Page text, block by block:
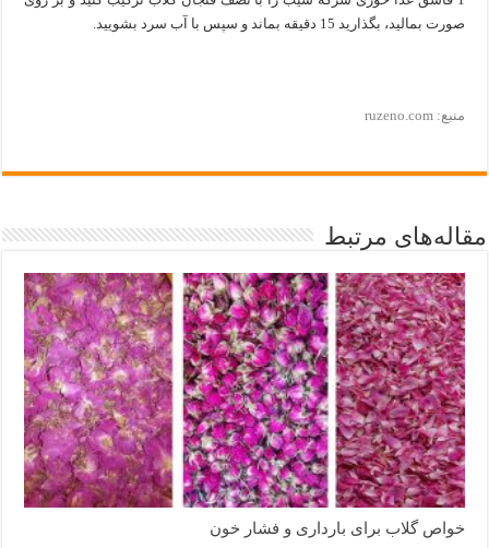
صورت بمالید، بگذارید 15 دقیقه بماند و سپس با آب سرد بشویید.
منبع: ruzeno.com
مقاله‌های مرتبط
خواص گلاب برای بارداری و فشار خون